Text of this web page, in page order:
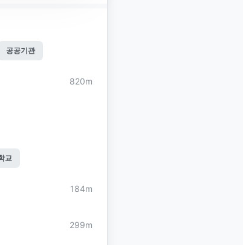
공공기관
820m
교
184m
299m